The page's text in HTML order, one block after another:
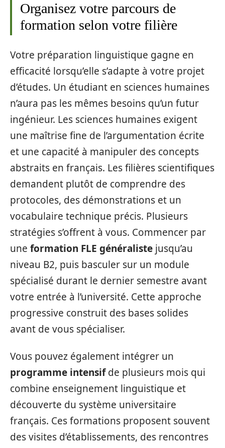
Organisez votre parcours de
formation selon votre filière
Votre préparation linguistique gagne en
efficacité lorsqu’elle s’adapte à votre projet
d’études. Un étudiant en sciences humaines
n’aura pas les mêmes besoins qu’un futur
ingénieur. Les sciences humaines exigent
une maîtrise fine de l’argumentation écrite
et une capacité à manipuler des concepts
abstraits en français. Les filières scientifiques
demandent plutôt de comprendre des
protocoles, des démonstrations et un
vocabulaire technique précis. Plusieurs
stratégies s’offrent à vous. Commencer par
une formation FLE généraliste jusqu’au
niveau B2, puis basculer sur un module
spécialisé durant le dernier semestre avant
votre entrée à l’université. Cette approche
progressive construit des bases solides
avant de vous spécialiser.
Vous pouvez également intégrer un
programme intensifde plusieurs mois qui
combine enseignement linguistique et
découverte du système universitaire
français. Ces formations proposent souvent
des visites d’établissements, des rencontres